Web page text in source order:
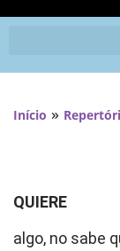
Início »
QUIERE
algo, no sabe